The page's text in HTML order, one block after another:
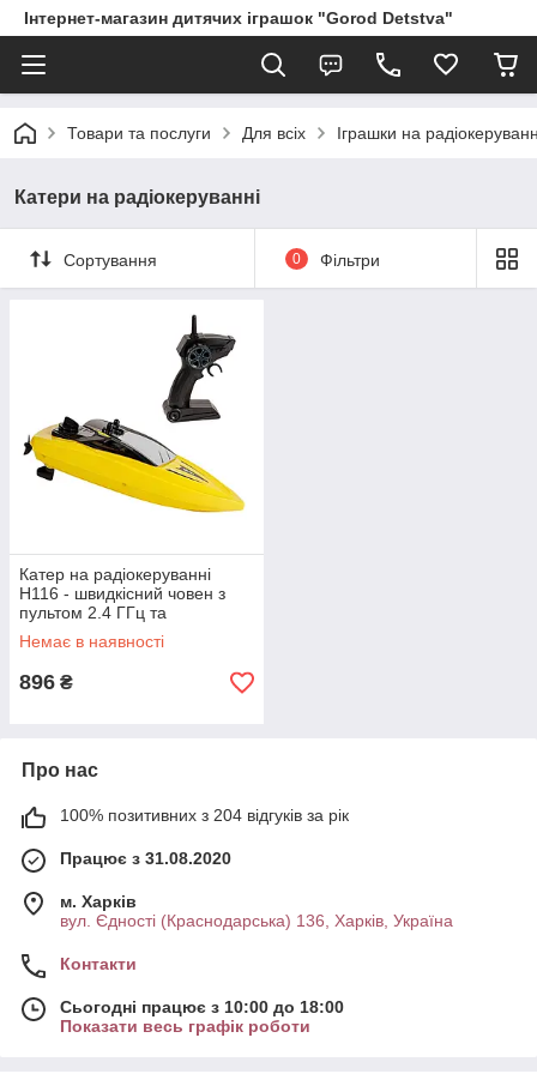
Інтернет-магазин дитячих іграшок "Gorod Detstva"
Товари та послуги Для всіх Іграшки на
Катери на радіокеруванні
Сортування 0 Фільтри
Катер на радіокеруванні
H116 - швидкісний човен з
пультом 2.4 ГГц та
акумулятором
Немає в наявності
896 ₴
Про нас
100% позитивних з 204 відгуків за рік
Працює з 31.08.2020
м. Харків
вул. Єдності (Краснодарська) 136, Харків, Україна
Контакти
Сьогодні працює з 10:00 до 18:00
Показати весь графік роботи